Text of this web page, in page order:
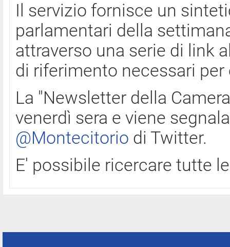
Il servizio fornisce un
parlamentari della
attraverso una serie di link
di riferimento necessari
La "Newsletter della
venerdì sera e viene
@Montecitorio di Twitter.
E' possibile ricercare tutte